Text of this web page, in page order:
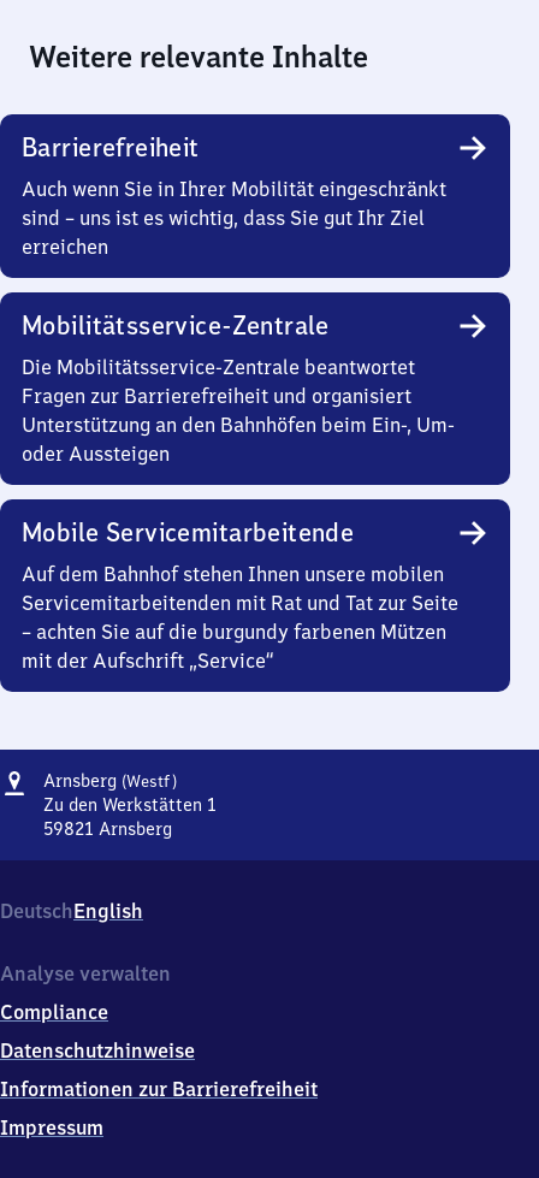
Weitere relevante Inhalte
Barrierefreiheit
Auch wenn Sie in Ihrer Mobilität eingeschränkt
sind – uns ist es wichtig, dass Sie gut Ihr Ziel
erreichen
Mobilitätsservice-Zentrale
Die Mobilitätsservice-Zentrale beantwortet
Fragen zur Barrierefreiheit und organisiert
Unterstützung an den Bahnhöfen beim Ein-, Um-
oder Aussteigen
Mobile Servicemitarbeitende
Auf dem Bahnhof stehen Ihnen unsere mobilen
Servicemitarbeitenden mit Rat und Tat zur Seite
– achten Sie auf die burgundy farbenen Mützen
mit der Aufschrift „Service“
Adresse
Arnsberg (Westf)Arnsberg
(Westfalen)
Zu den Werkstätten 1
59821 Arnsberg
Zu
den
1,
9
8
1
Arnsberg
DeutschEnglish
Analyse verwalten
Compliance
Datenschutzhinweise
Informationen zur Barrierefreiheit
Impressum